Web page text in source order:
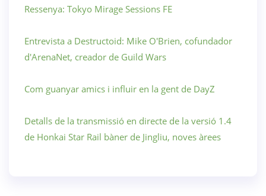
Ressenya: Tokyo Mirage Sessions FE
Entrevista a Destructoid: Mike O'Brien, cofundador
d'ArenaNet, creador de Guild Wars
Com guanyar amics i influir en la gent de DayZ
Detalls de la transmissió en directe de la versió 1.4
de Honkai Star Rail bàner de Jingliu, noves àrees